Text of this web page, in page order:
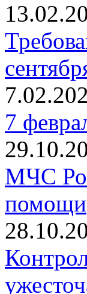
7
МЧС
помощи